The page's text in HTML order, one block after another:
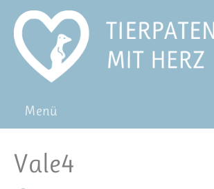
Menü
Pat*in werden
Vale4